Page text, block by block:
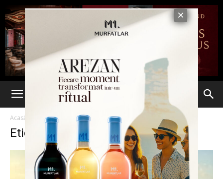
Acasă Etichete Primarul Nichita
Etichetă: primarul Nichita